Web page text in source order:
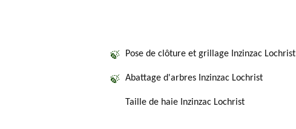
Pose de clôture et grillage Inzinzac Lochrist
Abattage d'arbres Inzinzac Lochrist
Taille de haie Inzinzac Lochrist